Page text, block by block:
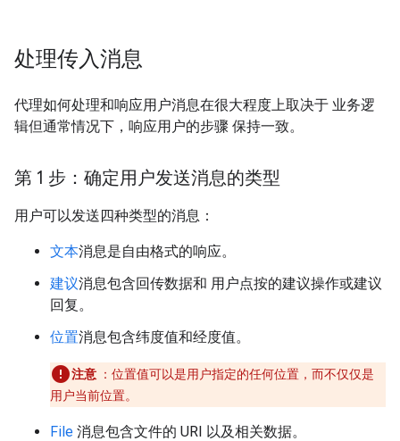
处理传入消息
代理如何处理和响应用户消息在很大程度上取决于 业务逻
辑但通常情况下，响应用户的步骤 保持一致。
第 1 步：确定用户发送消息的类型
用户可以发送四种类型的消息：
文本消息是自由格式的响应。
建议消息包含回传数据和 用户点按的建议操作或建议
回复。
位置消息包含纬度值和经度值。
注意 ：位置值可以是用户指定的任何位置，而不仅仅是
用户当前位置。
File 消息包含文件的 URI 以及相关数据。